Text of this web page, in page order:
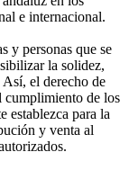
e internacional.
y personas que se
la solidez,
el derecho de
cumplimiento de los
establezca para la
y venta al